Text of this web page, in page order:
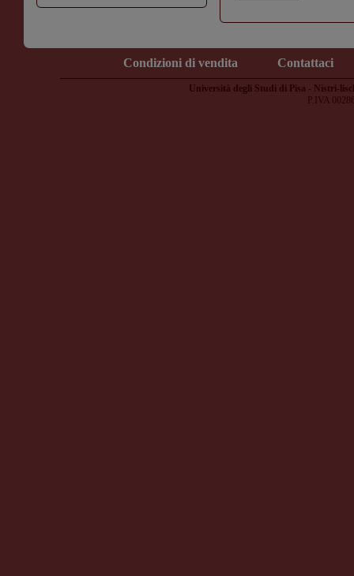
Condizioni di vendita Contattaci
Università degli Studi di Pisa - Nistri-
P.IVA